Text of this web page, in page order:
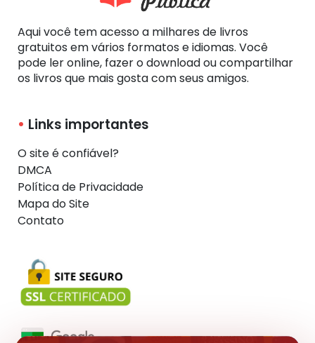
Aqui você tem acesso a milhares de livros
gratuitos em vários formatos e idiomas. Você
pode ler online, fazer o download ou compartilhar
os livros que mais gosta com seus amigos.
Links importantes
O site é confiável?
DMCA
Política de Privacidade
Mapa do Site
Contato